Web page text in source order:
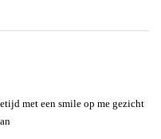
met een smile op me gezicht